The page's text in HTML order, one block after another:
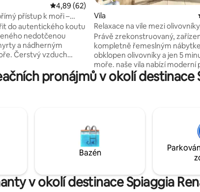
38 hodnocení
Průměrné hodnocení 4,89 z 5, 62 hodnocení
4,89 (62)
přístup k moři –
do autentického koutu
nedotčenou
a nádherným
Čerstvý vzduch
terase nebo ve
domu. Soukromá
východy slunce nad
– CIN
Vila
Relaxace na vile mezi
a soukromou vířivkou
Právě zrekonstruovaný,
kompletně řemeslným
obklopen olivovníky a jen 5
moře. naše vila nabízí moderní
jedinečné rustikální kouzlo,
relaxační pobyt. Užij si věčný klid, projdi
Rezervuj si nyní a užij si oázu
kde se můžeš omladit a cítit se
osvěženě. Těšíme se na
pronájmů v okolí destinace
Bazén
v okolí destinace Spiaggia